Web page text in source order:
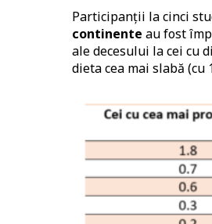
Participanții la cinci
continente au fost
ale decesului la cei cu
dieta cea mai slabă